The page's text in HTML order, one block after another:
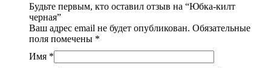
Будьте первым, кто оставил отзыв на “Юбка-килт
черная”
Ваш адрес email не будет опубликован. Обязательные
поля помечены *
Имя *